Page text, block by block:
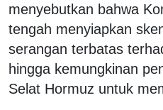
menyebutkan bahwa
tengah menyiapkan
serangan terbatas
hingga kemungkinan
Selat Hormuz untuk